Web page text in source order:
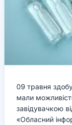
09 травня
мали
завідувачкою
«Обласний